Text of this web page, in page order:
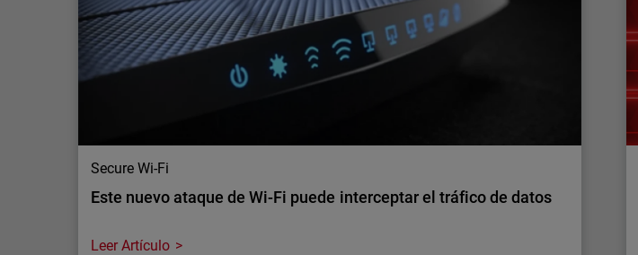
La IA está incrementando el tráfico cifrado y las exigencias de inspección
en las redes empresariales. Descubre por qué mantener la visibilidad a
gran escala se está convirtiendo en un requisito crítico de seguridad.
Secure Wi-Fi
Este nuevo ataque de Wi-Fi puede interceptar el tráfico de datos
Leer Artículo